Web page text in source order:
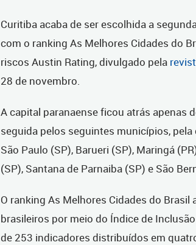
Curitiba acaba de ser escolhida a
com o ranking As Melhores Cidades do
riscos Austin Rating, divulgado pela
28 de novembro.
A capital paranaense ficou atrás apenas
seguida pelos seguintes municípios,
São Paulo (SP), Barueri (SP), Maringá
(SP), Santana de Parnaiba (SP) e São
O ranking As Melhores Cidades do
brasileiros por meio do Índice de
de 253 indicadores distribuídos em